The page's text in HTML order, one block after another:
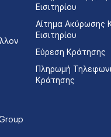
Εισιτηρίου
Αίτημα Ακύρωσης
Εισιτηρίου
Εύρεση Κράτησης
Πληρωμή
Κράτησης